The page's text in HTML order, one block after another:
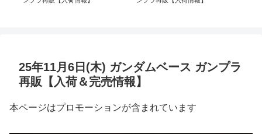
25年11月6日(木) ガンダムベース ガンプラ
再販【入荷＆完売情報】
本ページはプロモーションが含まれています